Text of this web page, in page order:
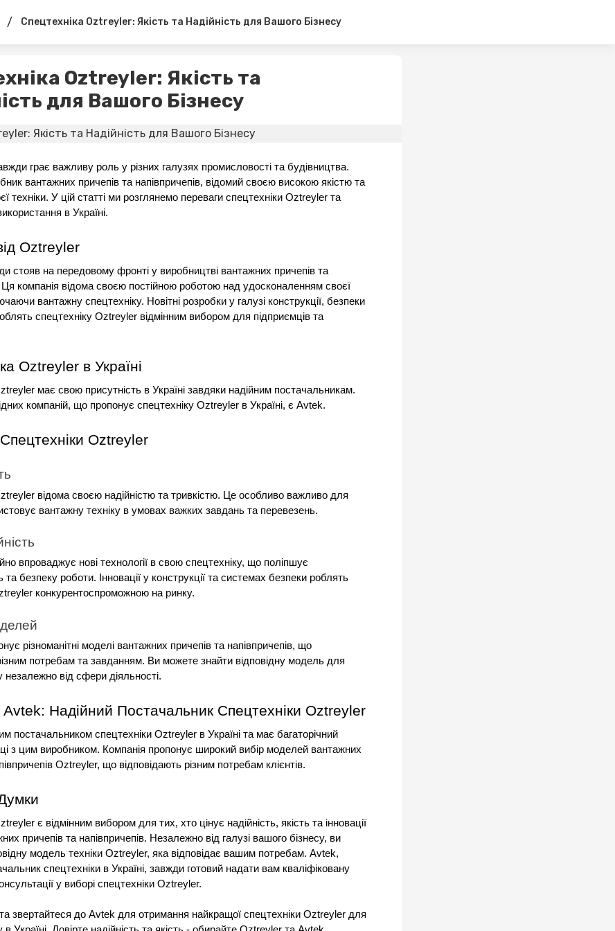
/ Спецтехніка Oztreyler: Якість та Надійність для Вашого Бізнесу
Oztreyler: Якість та
для Вашого Бізнесу
грає важливу роль у різних галузях промисловості та будівництва.
вантажних причепів та напівпричепів, відомий своєю високою якістю та
техніки. У цій статті ми розглянемо переваги спецтехніки Oztreyler та
в Україні.
Oztreyler
стояв на передовому фронті у виробництві вантажних причепів та
Ця компанія відома своєю постійною роботою над удосконаленням своєї
вантажну спецтехніку. Новітні розробки у галузі конструкції, безпеки
спецтехніку Oztreyler відмінним вибором для підприємців та
Oztreyler в Україні
має свою присутність в Україні завдяки надійним постачальникам.
компаній, що пропонує спецтехніку Oztreyler в Україні, є Avtek.
Oztreyler
відома своєю надійністю та тривкістю. Це особливо важливо для
вантажну техніку в умовах важких завдань та перевезень.
впроваджує нові технології в свою спецтехніку, що поліпшує
та безпеку роботи. Інновації у конструкції та системах безпеки роблять
конкурентоспроможною на ринку.
різноманітні моделі вантажних причепів та напівпричепів, що
потребам та завданням. Ви можете знайти відповідну модель для
незалежно від сфери діяльності.
Avtek: Надійний Постачальник Спецтехніки Oztreyler
постачальником спецтехніки Oztreyler в Україні та має багаторічний
з цим виробником. Компанія пропонує широкий вибір моделей вантажних
Oztreyler, що відповідають різним потребам клієнтів.
є відмінним вибором для тих, хто цінує надійність, якість та інновації
причепів та напівпричепів. Незалежно від галузі вашого бізнесу, ви
модель техніки Oztreyler, яка відповідає вашим потребам. Avtek,
спецтехніки в Україні, завжди готовий надати вам кваліфіковану
у виборі спецтехніки Oztreyler.
звертайтеся до Avtek для отримання найкращої спецтехніки Oztreyler для